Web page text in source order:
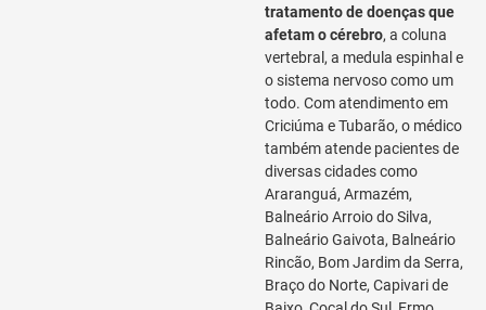
tratamento de doenças que
afetam o cérebro, a coluna
vertebral, a medula espinhal e
o sistema nervoso como um
todo. Com atendimento em
Criciúma e Tubarão, o médico
também atende pacientes de
diversas cidades como
Araranguá, Armazém,
Balneário Arroio do Silva,
Balneário Gaivota, Balneário
Rincão, Bom Jardim da Serra,
Braço do Norte, Capivari de